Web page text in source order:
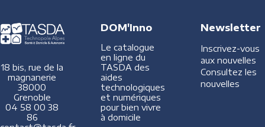
18 bis, rue de la
magnanerie
38000
Grenoble
04 58 00 38
86
DOM'Inno
Le catalogue
en ligne du
TASDA des
aides
technologiques
et numériques
pour bien vivre
à domicile
Newsletter
Inscrivez-vous
aux nouvelles
Consultez les
nouvelles